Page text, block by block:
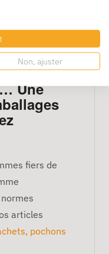
cadeau
en
pochette
format,
Une
fiers de
articles
pochons
Non, ajuster